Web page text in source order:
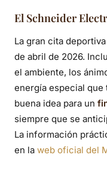
El Schneider
La gran cita
de abril de 2026.
el ambiente, los
energía especial que
buena idea para un
siempre que se
La información
en la web oficial del